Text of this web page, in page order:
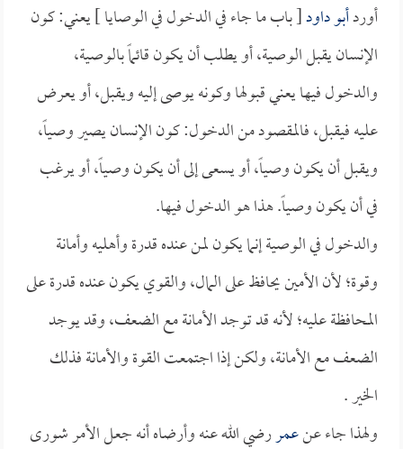
أوردأبو داود[ باب ما جاء في الدخول في الوصايا ] يعني: كون
الإنسان يقبل الوصية، أو يطلب أن يكون قائماً بالوصية،
والدخول فيها يعني قبولها وكونه يوصى إليه ويقبل، أو يعرض
عليه فيقبل، فالمقصود من الدخول: كون الإنسان يصير وصياً،
ويقبل أن يكون وصياً، أو يسعى إلى أن يكون وصياً، أو يرغب
في أن يكون وصياً. هذا هو الدخول فيها.
والدخول في الوصية إنما يكون لمن عنده قدرة وأهليه وأمانة
وقوة؛ لأن الأمين يحافظ على المال، والقوي يكون عنده قدرة على
المحافظة عليه؛ لأنه قد توجد الأمانة مع الضعف، وقد يوجد
الضعف مع الأمانة، ولكن إذا اجتمعت القوة والأمانة فذلك
الخير .
ولهذا جاء عنعمررضي الله عنه وأرضاه أنه جعل الأمر شورى